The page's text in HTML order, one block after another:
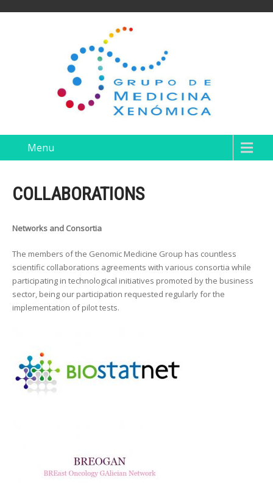
Menu
COLLABORATIONS
Networks and Consortia
The members of the Genomic Medicine Group has countless
scientific collaborations agreements with various consortia while
participating in technological initiatives promoted by the business
sector, being our participation requested regularly for the
implementation of pilot tests.